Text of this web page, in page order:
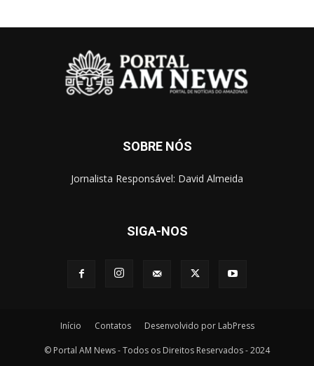
SOBRE NÓS
Jornalista Responsável: David Almeida
SIGA-NOS
Início Contatos Desenvolvido por LabPress
© Portal AM News - Todos os Direitos Reservados - 2024